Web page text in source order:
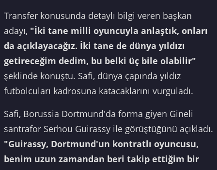
Transfer konusunda detaylı bilgi veren başkan
adayı, "İki tane milli oyuncuyla anlaştık, onları
da açıklayacağız. İki tane de dünya yıldızı
getireceğim dedim, bu belki üç bile olabilir"
şeklinde konuştu. Safi, dünya çapında yıldız
futbolcuları kadrosuna katacaklarını vurguladı.
Safi, Borussia Dortmund'da forma giyen Gineli
santrafor Serhou Guirassy ile görüştüğünü açıkladı.
"Guirassy, Dortmund'un kontratlı oyuncusu,
benim uzun zamandan beri takip ettiğim bir